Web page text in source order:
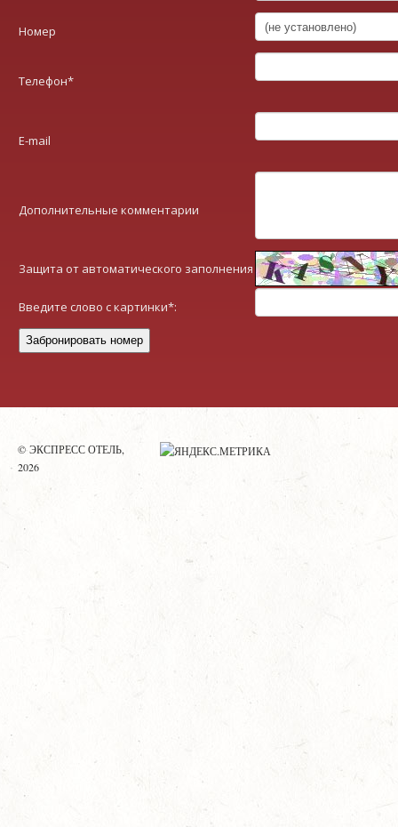
Номер
Телефон*
E-mail
Дополнительные комментарии
Защита от автоматического заполнения
Введите слово с картинки*:
© ЭКСПРЕСС ОТЕЛЬ,
2026